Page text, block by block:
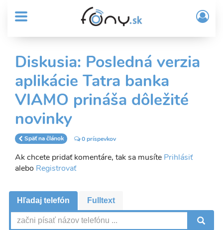
obsah
MENU
Sub
Header
menu
User
account
menu
/
Diskusia: Posledná verzia
aplikácie Tatra banka
VIAMO prináša dôležité
novinky
Späť na článok 0 príspevkov
Ak chcete pridať komentáre, tak sa musíte Prihlásiť
alebo Registrovať
Hľadaj telefón Fulltext